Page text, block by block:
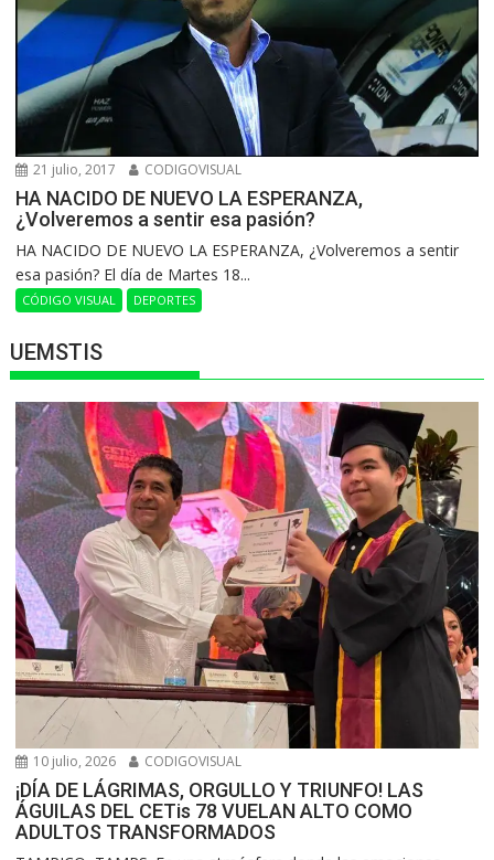
21 julio, 2017 CODIGOVISUAL
HA NACIDO DE NUEVO LA ESPERANZA,
¿Volveremos a sentir esa pasión?
HA NACIDO DE NUEVO LA ESPERANZA, ¿Volveremos a sentir
esa pasión? El día de Martes 18...
CÓDIGO VISUAL DEPORTES
UEMSTIS
10 julio, 2026 CODIGOVISUAL
¡DÍA DE LÁGRIMAS, ORGULLO Y TRIUNFO! LAS
ÁGUILAS DEL CETis 78 VUELAN ALTO COMO
ADULTOS TRANSFORMADOS